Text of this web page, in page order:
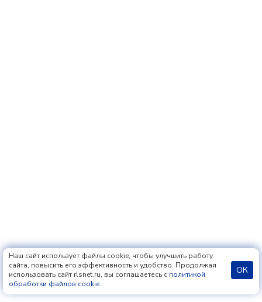
Наш сайт использует файлы cookie, чтобы улучшить работу
сайта, повысить его эффективность и удобство. Продолжая
использовать сайт rlsnet.ru, вы соглашаетесь с политикой
обработки файлов cookie.
ОК